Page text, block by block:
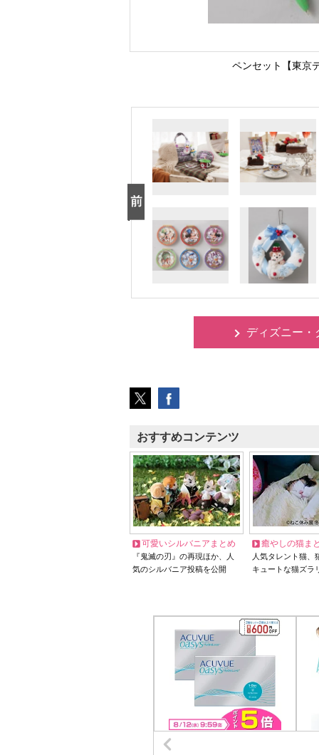
ペンセット【東京
ディズニー
おすすめコンテンツ
可愛いシルバニアまとめ
『鬼滅の刃』の再現ほか、人
気のシルバニア投稿を公開
癒やしの猫ま
人気タレント猫
キュートな猫ズラ